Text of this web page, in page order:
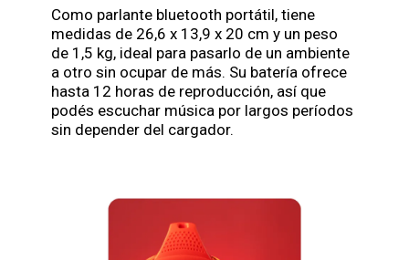
Como parlante bluetooth portátil, tiene
medidas de 26,6 x 13,9 x 20 cm y un peso
de 1,5 kg, ideal para pasarlo de un ambiente
a otro sin ocupar de más. Su batería ofrece
hasta 12 horas de reproducción, así que
podés escuchar música por largos períodos
sin depender del cargador.